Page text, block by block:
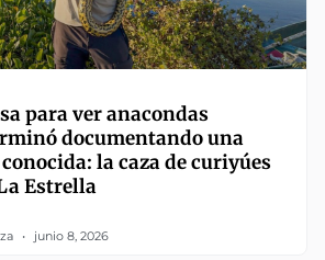
para ver anacondas
documentando una
la caza de curiyúes
Estrella
junio 8, 2026